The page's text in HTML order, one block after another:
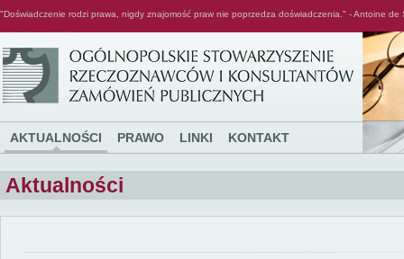
"Doświadczenie rodzi prawa, nigdy znajomość praw nie poprzedza doświadczenia." - Antoine de
AKTUALNOŚCI PRAWO LINKI KONTAKT
Aktualności